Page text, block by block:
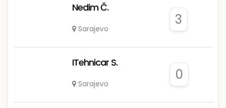
Nedim Č.
Sarajevo
3
ITehnicar S.
Sarajevo
0